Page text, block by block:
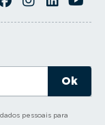
pessoais para